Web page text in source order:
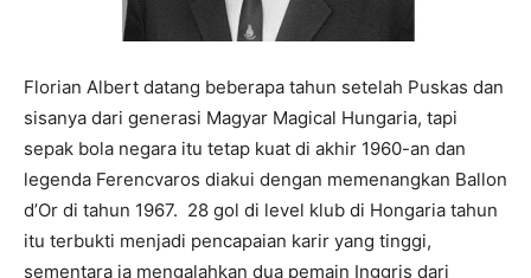
Florian Albert datang beberapa tahun setelah Puskas dan
sisanya dari generasi Magyar Magical Hungaria, tapi
sepak bola negara itu tetap kuat di akhir 1960-an dan
legenda Ferencvaros diakui dengan memenangkan Ballon
d’Or di tahun 1967. 28 gol di level klub di Hongaria tahun
itu terbukti menjadi pencapaian karir yang tinggi,
sementara ia mengalahkan dua pemain Inggris dari